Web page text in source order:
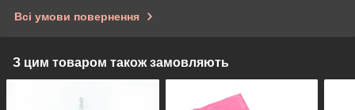
Всі умови повернення
З цим товаром також замовляють